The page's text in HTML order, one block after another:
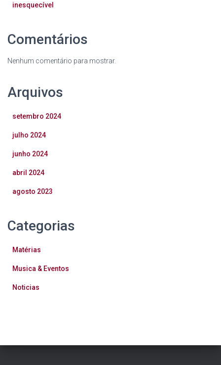
inesquecível
Comentários
Nenhum comentário para mostrar.
Arquivos
setembro 2024
julho 2024
junho 2024
abril 2024
agosto 2023
Categorias
Matérias
Musica & Eventos
Noticias